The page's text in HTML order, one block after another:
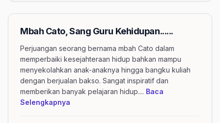
Mbah Cato, Sang Guru Kehidupan......
Perjuangan seorang bernama mbah Cato dalam
memperbaiki kesejahteraan hidup bahkan mampu
menyekolahkan anak-anaknya hingga bangku kuliah
dengan berjualan bakso. Sangat inspiratif dan
memberikan banyak pelajaran hidup.... Baca
Selengkapnya